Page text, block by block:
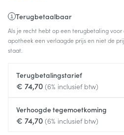
Terugbetaalbaar
Als je recht hebt op een terugbetaling
apotheek een verlaagde prijs en niet de
staat.
Terugbetalingstarief
€ 74,70 (6% inclusief btw)
Verhoogde tegemoetkoming
€ 74,70 (6% inclusief btw)